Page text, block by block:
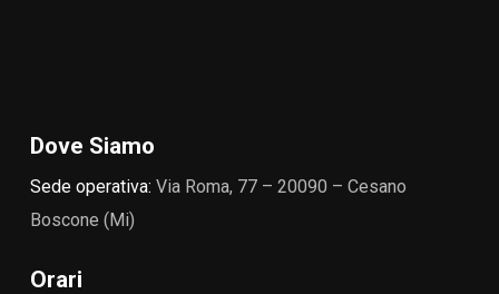
Dove Siamo
Sede operativa: Via Roma, 77 – 20090 – Cesano
Boscone (Mi)
Orari